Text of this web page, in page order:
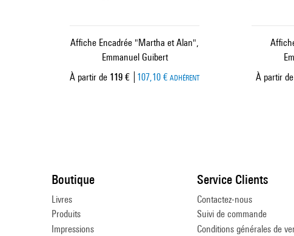
Affiche Encadrée "Martha et Alan",
Emmanuel Guibert
À partir de Prix ​​actuel
119 € 107,10 € ADHÉRENT
À partir de
Boutique
Livres
Produits
Impressions
Service Clients
Contactez-nous
Suivi de commande
Conditions générales de